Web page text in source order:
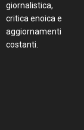
giornalistica,
critica enoica e
aggiornamenti
costanti.